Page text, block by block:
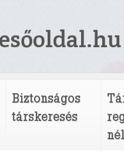
Biztonságos
társkeresés